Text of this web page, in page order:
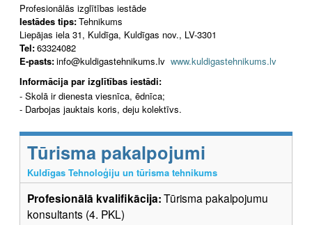
Profesionālās izglītības iestāde
Iestādes tips:Tehnikums
Liepājas iela 31, Kuldīga, Kuldīgas nov., LV-3301
Tel:63324082
E-pasts:info@kuldigastehnikums.lv www.kuldigastehnikums.lv
Informācija par izglītības iestādi:
- Skolā ir dienesta viesnīca, ēdnīca;
- Darbojas jauktais koris, deju kolektīvs.
Tūrisma pakalpojumi
Kuldīgas Tehnoloģiju un tūrisma tehnikums
Profesionālā kvalifikācija:Tūrisma pakalpojumu
konsultants (4. PKL)